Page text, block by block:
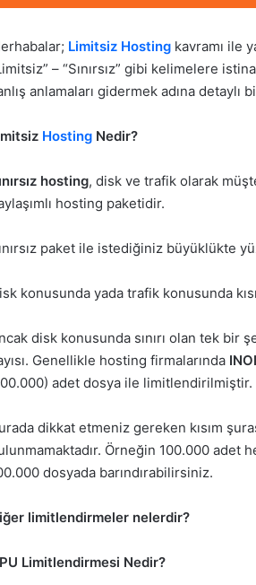
Limitsiz Hosting kavramı ile
– “Sınırsız” gibi kelimelere
anlamaları gidermek adına
Hosting Nedir?
hosting, disk ve trafik olarak
hosting paketidir.
paket ile istediğiniz büyüklükte
konusunda yada trafik konusunda
disk konusunda sınırı olan tek bir
Genellikle hosting firmalarında
adet dosya ile limitlendirilmiştir.
dikkat etmeniz gereken kısım
Örneğin 100.000 adet
dosyada barındırabilirsiniz.
limitlendirmeler nelerdir?
Limitlendirmesi Nedir?